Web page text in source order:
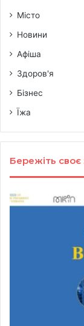
Місто
Новини
Афіша
Здоров'я
Бізнес
Їжа
Бережіть своє